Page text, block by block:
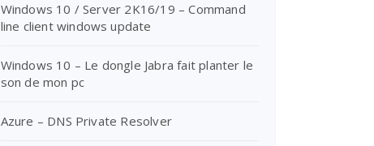
Windows 10 / Server 2K16/19 – Command
line client windows update
Windows 10 – Le dongle Jabra fait planter le
son de mon pc
Azure – DNS Private Resolver